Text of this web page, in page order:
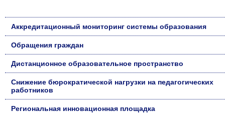
Аккредитационный мониторинг системы образования
Обращения граждан
Дистанционное образовательное пространство
Снижение бюрократической нагрузки на педагогических
работников
Региональная инновационная площадка